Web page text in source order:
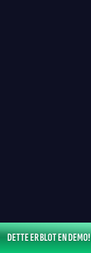
DETTE ER BLOT EN DEMO!